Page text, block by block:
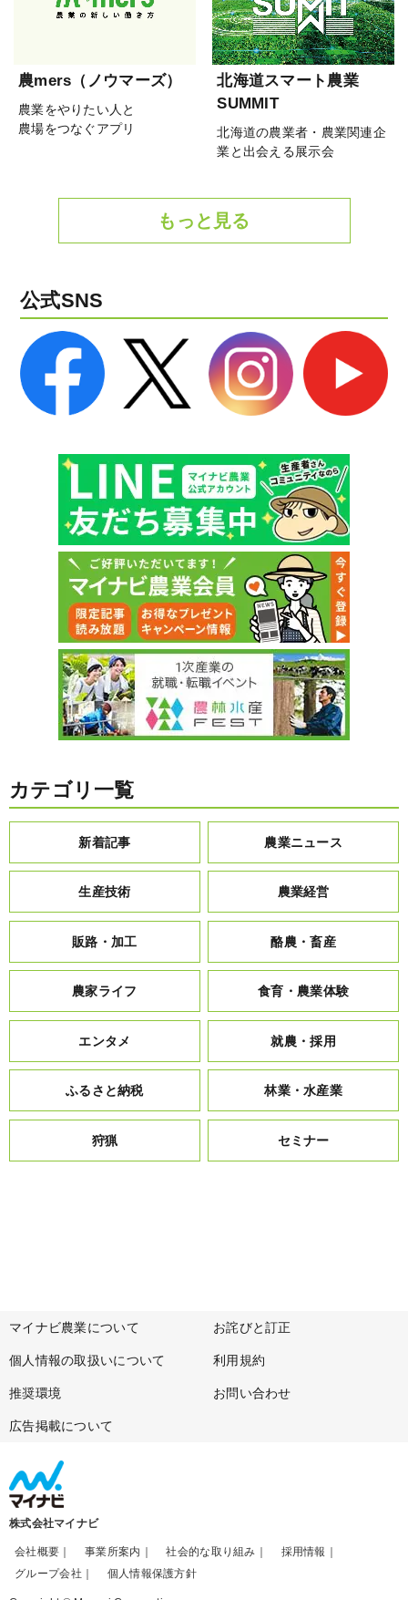
農mers（ノウマーズ）
農業をやりたい人と
農場をつなぐアプリ
北海道スマート農業
SUMMIT
北海道の農業者・農業関連企
業と出会える展示会
もっと見る
公式SNS
カテゴリ一覧
新着記事 農業ニュース
生産技術 農業経営
販路・加工 酪農・畜産
農家ライフ 食育・農業体験
エンタメ 就農・採用
ふるさと納税 林業・水産業
狩猟 セミナー
マイナビ農業について お詫びと訂正
個人情報の取扱いについて 利用規約
推奨環境 お問い合わせ
広告掲載について
株式会社マイナビ
会社概要 事業所案内 社会的な取り組み
採用情報
グループ会社
個人情報保護方針